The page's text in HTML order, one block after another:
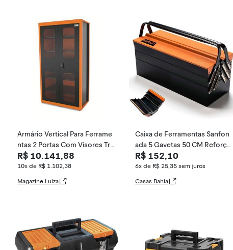
Armário Vertical Para Ferrame
ntas 2 Portas Com Visores Tra
montina Pro
R$ 10.141,88
10x de R$ 1.102,38
Magazine Luiza
Caixa de Ferramentas Sanfon
ada 5 Gavetas 50 CM Reforça
da Laranja e Preto EVALD By T
RAMONTINA
R$ 152,10
6x de R$ 25,35 sem juros
Casas Bahia